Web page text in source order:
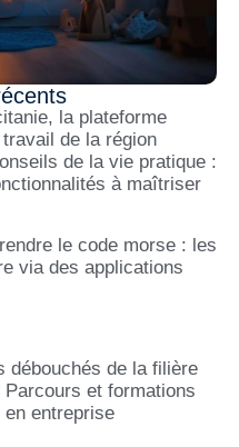
la plateforme
de la région
de la vie pratique :
à maîtriser
le code morse : les
via des applications
débouchés de la filière
Parcours et formations
entreprise